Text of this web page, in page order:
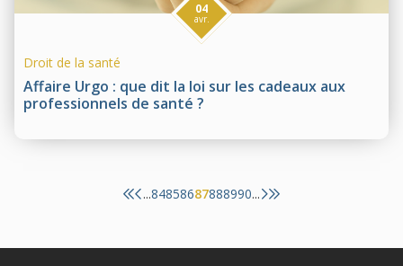
Affaire Urgo : que dit la loi sur les cadeaux aux
professionnels de santé ?
04
avr.
Droit de la santé
...84858687888990...